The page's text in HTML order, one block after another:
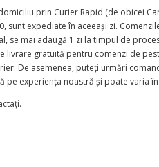
prin Curier Rapid (de obicei
sunt expediate în aceeași zi.
se mai adaugă 1 zi la timpul de
livrare gratuită pentru comenzi de
De asemenea, puteți urmări
pe experiența noastră și poate varia